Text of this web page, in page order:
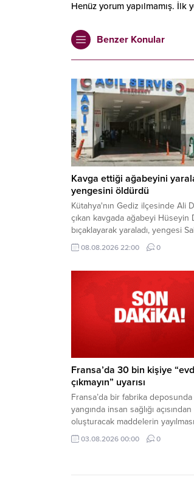
Henüz yorum yapılmamış. İlk
Benzer Konular
Kavga ettiği ağabeyini
yengesini öldürdü
Kütahya'nın Gediz ilçesinde Ali
çıkan kavgada ağabeyi Hüseyin
bıçaklayarak yaraladı, yengesi
D.'yi ise (62) ise öldürdü. Ali D.,
ardından jandarma tarafından
08.08.2026 22:00 0
Fransa’da 30 bin kişiye
çıkmayın” uyarısı
Fransa’da bir fabrika deposunda
yangında insan sağlığı
oluşturacak maddelerin
ardından bölge sakinlerinden
çıkmamaları istendi.
03.08.2026 00:00 0